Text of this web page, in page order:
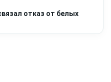
отказ от белых